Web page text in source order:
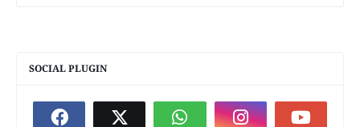
SOCIAL PLUGIN